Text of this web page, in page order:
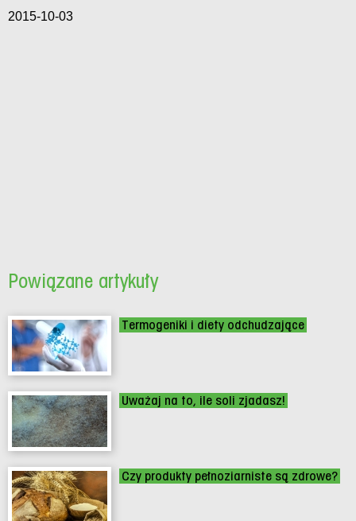
2015-10-03
Powiązane artykuły
Termogeniki i diety odchudzające
Uważaj na to, ile soli zjadasz!
Czy produkty pełnoziarniste są zdrowe?